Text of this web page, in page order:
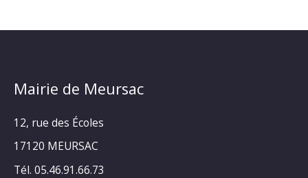
Mairie de Meursac
12, rue des Écoles
17120 MEURSAC
Tél. 05.46.91.66.73